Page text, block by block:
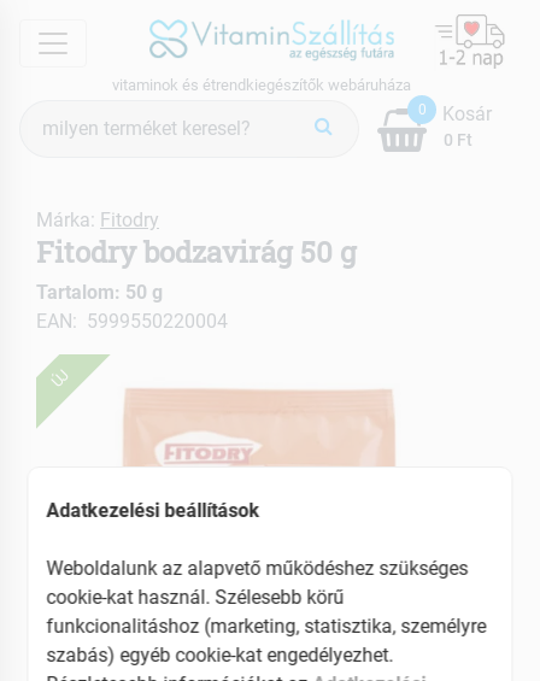
menu
vitaminok és étrendkiegészítők webáruháza
keresés
0
0 Ft
Kosár
ÚJ
Márka: Fitodry
Fitodry bodzavirág 50 g
Tartalom: 50 g
EAN: 5999550220004
Adatkezelési beállítások
Weboldalunk az alapvető működéshez szükséges
cookie-kat használ. Szélesebb körű
funkcionalitáshoz (marketing, statisztika, személyre
szabás) egyéb cookie-kat engedélyezhet.